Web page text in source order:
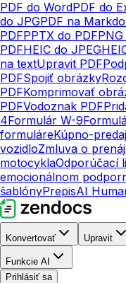
PDF do WordPDF do
do JPGPDF na
PDFPPTX do PDF
PDFHEIC do JPEG
na textUpravit PDF
PDFSpojiť obrázky
PDFKomprimovať
PDFVodoznak PDF
4Formulár W-9
formuláreKúpno-
vozidloZmluva o
motocyklaOdporúčací
emocionálnom
šablónyPrepisAI
Konvertovať Upravit
Funkcie AI
Prihlásiť sa